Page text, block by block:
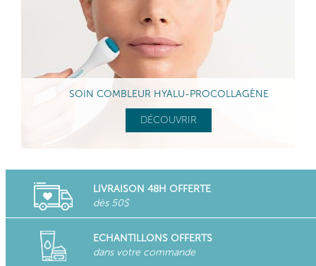
SOIN COMBLEUR HYALU-PROCOLLAGÈNE
DÉCOUVRIR
LIVRAISON 48H OFFERTE
dès 50$
ECHANTILLONS OFFERTS
dans votre commande